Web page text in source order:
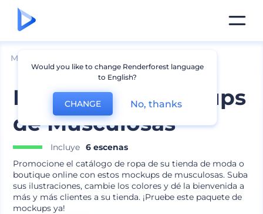
Mockups
Paquete de Mockups
de Musculosas
Incluye 6 escenas
Promocione el catálogo de ropa de su tienda de moda o
boutique online con estos mockups de musculosas. Suba
sus ilustraciones, cambie los colores y dé la bienvenida a
más y más clientes a su tienda. ¡Pruebe este paquete de
mockups ya!
Would you like to change Renderforest language
to English?
CHANGE No, thanks